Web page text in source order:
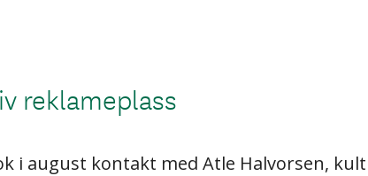
reklameplass
i august kontakt med Atle Halvorsen,